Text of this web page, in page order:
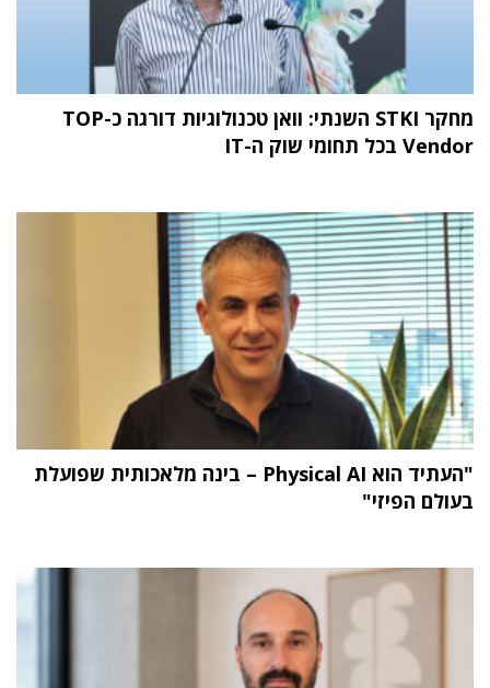
מחקר STKI השנתי: וואן טכנולוגיות דורגה כ-TOP
Vendor בכל תחומי שוק ה-IT
"העתיד הוא Physical AI – בינה מלאכותית שפועלת
בעולם הפיזי"